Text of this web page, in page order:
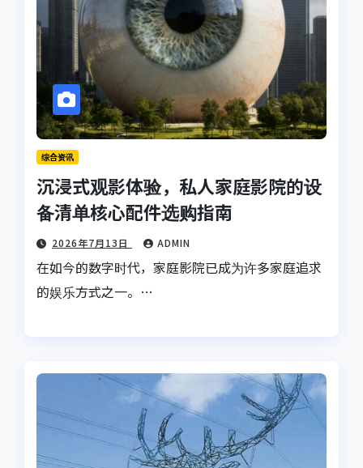
综合资讯
沉浸式观影体验，私人家庭影院的设
备清单核心配件选购指南
2026年7月13日 ADMIN
在如今的数字时代，家庭影院已成为许多家庭追求
的娱乐方式之一。…